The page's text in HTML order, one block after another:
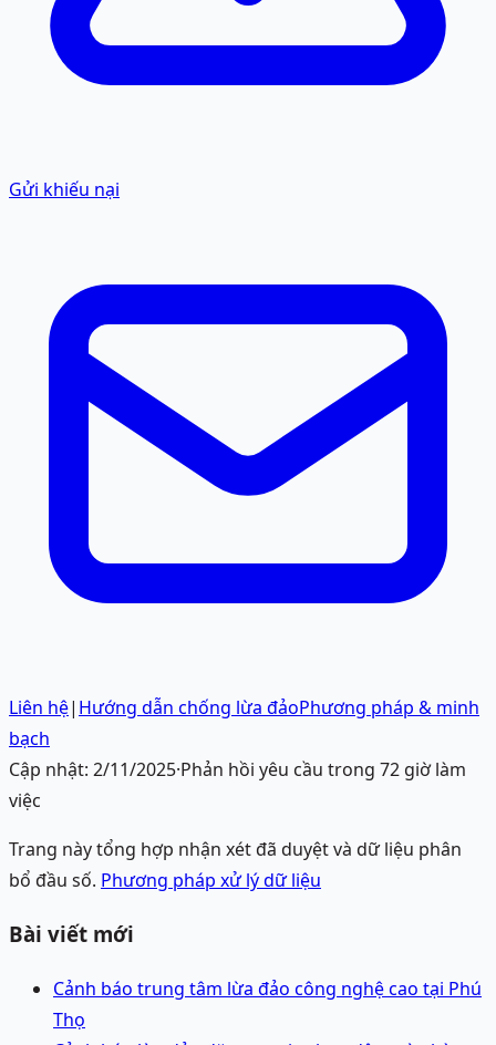
Gửi khiếu nại
Liên hệ| Hướng dẫn chống lừa đảoPhương pháp & minh
bạch
Cập nhật: 2/11/2025·Phản hồi yêu cầu trong 72 giờ làm
việc
Trang này tổng hợp nhận xét đã duyệt và dữ liệu phân
bổ đầu số. Phương pháp xử lý dữ liệu
Bài viết mới
Cảnh báo trung tâm lừa đảo công nghệ cao tại Phú
Thọ